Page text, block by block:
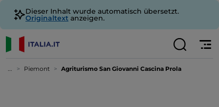
Dieser Inhalt wurde automatisch übersetzt.
Originaltext anzeigen.
... Piemont Agriturismo San Giovanni Cascina Prola